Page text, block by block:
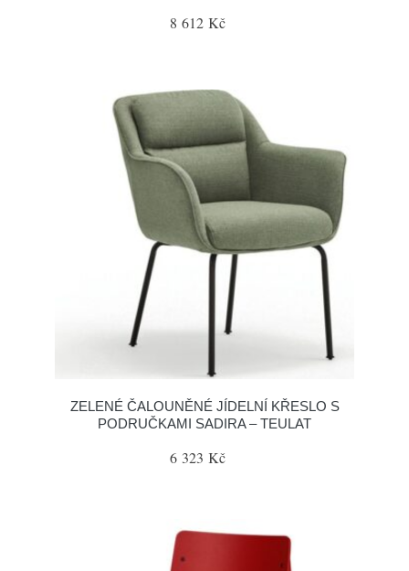
8 612 Kč
ZELENÉ ČALOUNĚNÉ JÍDELNÍ KŘESLO S
PODRUČKAMI SADIRA – TEULAT
6 323 Kč